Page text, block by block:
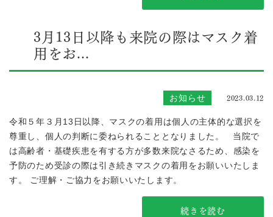
3月13日以降も来院の際はマスク着
用をお...
お知らせ 2023.03.12
令和５年３月13日以降、マスクの着用は個人の主体的な選択を
尊重し、個人の判断に委ねられることとなりました。 当院で
は高齢者・基礎疾患を有する方が多数来院なさるため、感染を
予防のため受診の際は引き続きマスクの着用をお願いいたしま
す。 ご理解・ご協力をお願いいたします。
続きを読む